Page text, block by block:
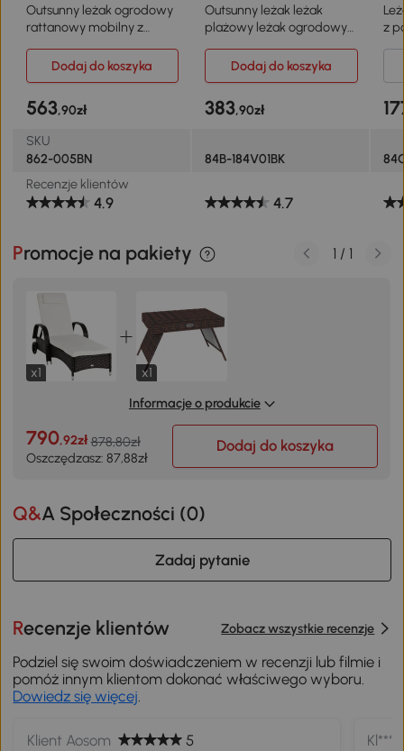
Outsunny leżak ogrodowy
rattanowy mobilny z
brązowy
Outsunny leżak leżak
plażowy leżak ogrodowy
metal czarny
z
Dodaj do koszyka
Dodaj do koszyka
563,90zł 383,90zł
SKU
862-005BN
84B-184V01BK
Recenzje klientów
4.9 4.7
Promocje na pakiety
x1
x1
Informacje o produkcie
790,92zł 878,80zł
Oszczędzasz: 87,88zł
Dodaj do koszyka
1 / 1
Q&A Społeczności (0)
Zadaj pytanie
Recenzje klientów Zobacz wszystkie recenzje
Podziel się swoim doświadczeniem w recenzji lub filmie i
pomóż innym klientom dokonać właściwego wyboru.
Dowiedz się więcej
Klient Aosom 5 Kl***